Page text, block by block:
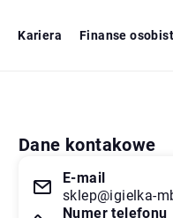
Kariera Finanse
Dane kontakowe
E-mail
sklep@igielka-
Numer telefonu